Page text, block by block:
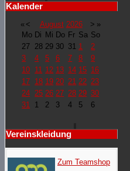
Kalender
« < August 2026 > »
Mo Di Mi Do Fr Sa So
27 28 29 30 31 1
2
3
4 5 6 7 8
9
10 11 12 13 14 15 16
17 18 19 20 21 22 23
24 25 26 27 28 29 30
31 1 2 3 4 5 6
Vereinskleidung
Zum Teamshop